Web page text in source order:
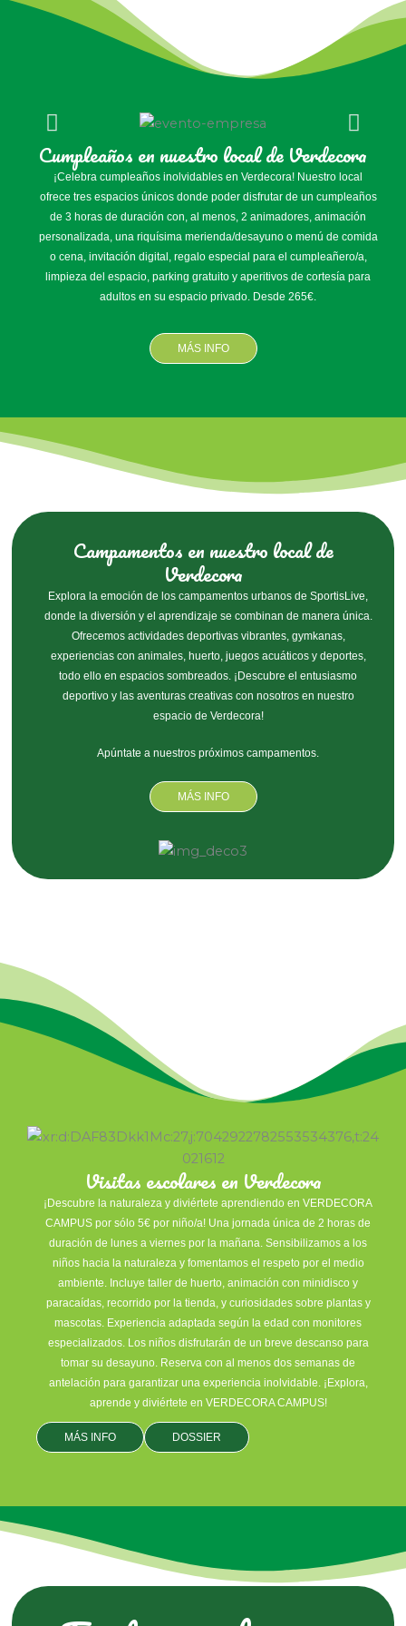
Cumpleaños en nuestro local de Verdecora
¡Celebra cumpleaños inolvidables en Verdecora! Nuestro local
ofrece tres espacios únicos donde poder disfrutar de un cumpleaños
de 3 horas de duración con, al menos, 2 animadores, animación
personalizada, una riquísima merienda/desayuno o menú de comida
o cena, invitación digital, regalo especial para el cumpleañero/a,
limpieza del espacio, parking gratuito y aperitivos de cortesía para
adultos en su espacio privado. Desde 265€.
MÁS INFO
Campamentos en nuestro local de
Verdecora
Explora la emoción de los campamentos urbanos de SportisLive,
donde la diversión y el aprendizaje se combinan de manera única.
Ofrecemos actividades deportivas vibrantes, gymkanas,
experiencias con animales, huerto, juegos acuáticos y deportes,
todo ello en espacios sombreados. ¡Descubre el entusiasmo
deportivo y las aventuras creativas con nosotros en nuestro
espacio de Verdecora!
Apúntate a nuestros próximos campamentos.
MÁS INFO
Visitas escolares en Verdecora
¡Descubre la naturaleza y diviértete aprendiendo en VERDECORA
CAMPUS por sólo 5€ por niño/a! Una jornada única de 2 horas de
duración de lunes a viernes por la mañana. Sensibilizamos a los
niños hacia la naturaleza y fomentamos el respeto por el medio
ambiente. Incluye taller de huerto, animación con minidisco y
paracaídas, recorrido por la tienda, y curiosidades sobre plantas y
mascotas. Experiencia adaptada según la edad con monitores
especializados. Los niños disfrutarán de un breve descanso para
tomar su desayuno. Reserva con al menos dos semanas de
antelación para garantizar una experiencia inolvidable. ¡Explora,
aprende y diviértete en VERDECORA CAMPUS!
MÁS INFO DOSSIER